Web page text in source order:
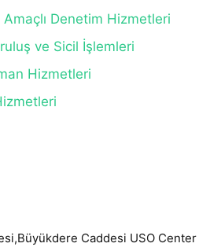
Amaçlı Denetim Hizmetleri
ve Sicil İşlemleri
Hizmetleri
Caddesi USO Center